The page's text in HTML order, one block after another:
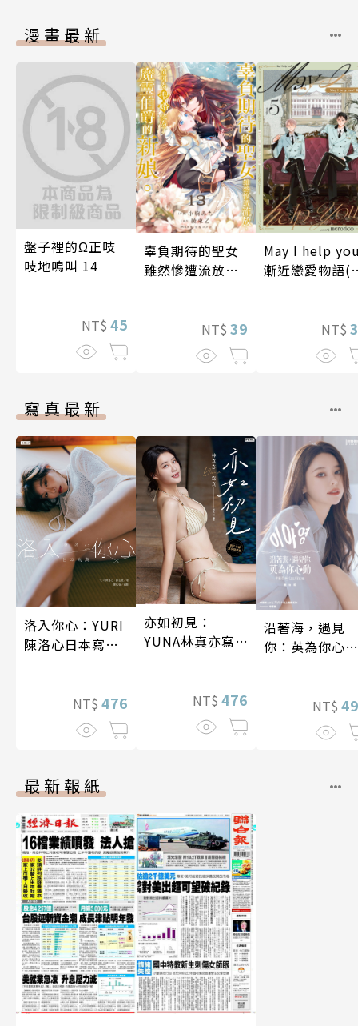
漫畫最新
盤子裡的Ω正吱
吱地鳴叫 14
NT$ 45
辜負期待的聖女
雖然慘遭流放，
娘。(第13話)
NT$ 39
May I help
漸近戀愛物語(
NT$
寫真最新
洛入你心：YURI
陳洛心日本寫真
NT$ 476
亦如初見：
YUNA林真亦寫
NT$ 476
沿著海，遇見
你：英為你心動
NT$
最新報紙